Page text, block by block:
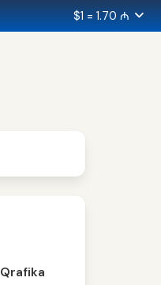
$1 = 1.70 ₼
Qrafika